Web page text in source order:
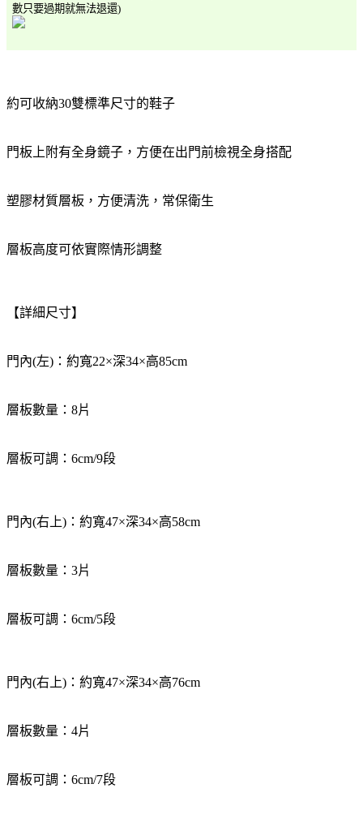
數只要過期就無法退還)
約可收納30雙標準尺寸的鞋子
門板上附有全身鏡子，方便在出門前檢視全身搭配
塑膠材質層板，方便清洗，常保衛生
層板高度可依實際情形調整
【詳細尺寸】
門內(左)：約寬22×深34×高85cm
層板數量：8片
層板可調：6cm/9段
門內(右上)：約寬47×深34×高58cm
層板數量：3片
層板可調：6cm/5段
門內(右上)：約寬47×深34×高76cm
層板數量：4片
層板可調：6cm/7段